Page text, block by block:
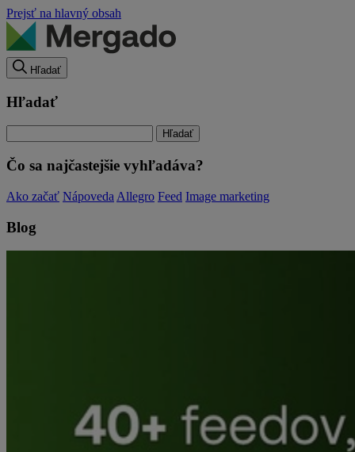
Prejsť na hlavný obsah
Hľadať
Hľadať
Čo sa najčastejšie vyhľadáva?
Ako začať Nápoveda Allegro Feed Image marketing
Blog